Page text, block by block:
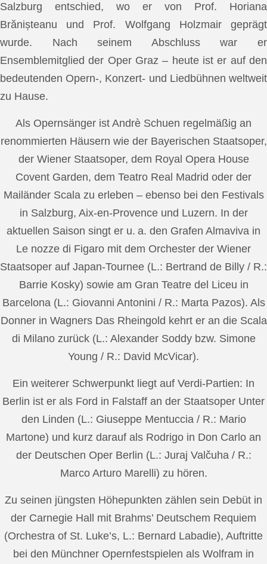
Salzburg entschied, wo er von Prof. Horiana
Brănișteanu und Prof. Wolfgang Holzmair geprägt
wurde. Nach seinem Abschluss war er
Ensemblemitglied der Oper Graz – heute ist er auf den
bedeutenden Opern-, Konzert- und Liedbühnen weltweit
zu Hause.
Als Opernsänger ist Andrè Schuen regelmäßig an
renommierten Häusern wie der Bayerischen Staatsoper,
der Wiener Staatsoper, dem Royal Opera House
Covent Garden, dem Teatro Real Madrid oder der
Mailänder Scala zu erleben – ebenso bei den Festivals
in Salzburg, Aix-en-Provence und Luzern. In der
aktuellen Saison singt er u. a. den Grafen Almaviva in
Le nozze di Figaro mit dem Orchester der Wiener
Staatsoper auf Japan-Tournee (L.: Bertrand de Billy / R.:
Barrie Kosky) sowie am Gran Teatre del Liceu in
Barcelona (L.: Giovanni Antonini / R.: Marta Pazos). Als
Donner in Wagners Das Rheingold kehrt er an die Scala
di Milano zurück (L.: Alexander Soddy bzw. Simone
Young / R.: David McVicar).
Ein weiterer Schwerpunkt liegt auf Verdi-Partien: In
Berlin ist er als Ford in Falstaff an der Staatsoper Unter
den Linden (L.: Giuseppe Mentuccia / R.: Mario
Martone) und kurz darauf als Rodrigo in Don Carlo an
der Deutschen Oper Berlin (L.: Juraj Valčuha / R.:
Marco Arturo Marelli) zu hören.
Zu seinen jüngsten Höhepunkten zählen sein Debüt in
der Carnegie Hall mit Brahms’ Deutschem Requiem
(Orchestra of St. Luke’s, L.: Bernard Labadie), Auftritte
bei den Münchner Opernfestspielen als Wolfram in